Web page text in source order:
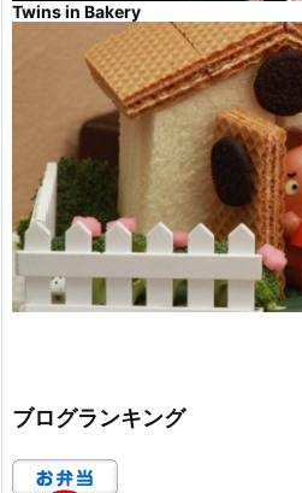
Twins in Bakery
ブログランキング